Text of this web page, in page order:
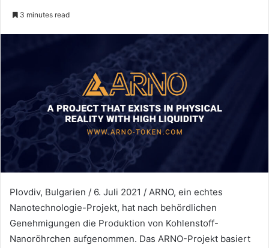
3 minutes read
Plovdiv, Bulgarien / 6. Juli 2021 / ARNO, ein echtes
Nanotechnologie-Projekt, hat nach behördlichen
Genehmigungen die Produktion von Kohlenstoff-
Nanoröhrchen aufgenommen. Das ARNO-Projekt basiert